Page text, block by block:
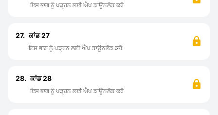
ਇਸ ਭਾਗ ਨੂੰ ਪੜ੍ਹਨ ਲਈ ਐਪ ਡਾਊਨਲੋਡ ਕਰੋ
27. ਕਾਂਡ 27
ਇਸ ਭਾਗ ਨੂੰ ਪੜ੍ਹਨ ਲਈ ਐਪ ਡਾਊਨਲੋਡ ਕਰੋ
28. ਕਾਂਡ 28
ਇਸ ਭਾਗ ਨੂੰ ਪੜ੍ਹਨ ਲਈ ਐਪ ਡਾਊਨਲੋਡ ਕਰੋ